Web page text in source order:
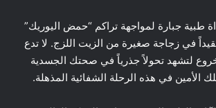
طبية جبارة لمواجهة تراكم “حمض اليوريك”
في زجاجة صغيرة من الزيت اللزج. لا تدع
لتشهد تحولاً جذرياً في صحتك الجسدية
في هذه الرحلة الشفائية المذهلة.